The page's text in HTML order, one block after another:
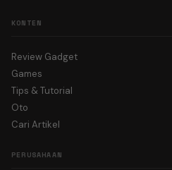
KONTEN
Review Gadget
Games
Tips & Tutorial
Oto
Cari Artikel
PERUSAHAAN